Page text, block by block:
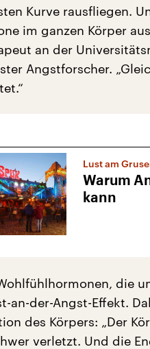
Kurve rausfliegen.
im ganzen Körper
an der
Angstforscher.
Lust am
Warum
kann
die
an-der-Angst-Effekt.
des Körpers: „Der
verletzt. Und die